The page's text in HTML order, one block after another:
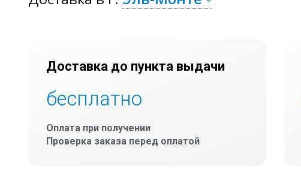
Доставка до пункта выдачи
бесплатно
Оплата при получении
Проверка заказа перед оплатой